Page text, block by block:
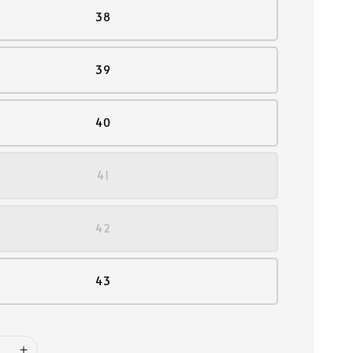
38
39
40
41
42
43